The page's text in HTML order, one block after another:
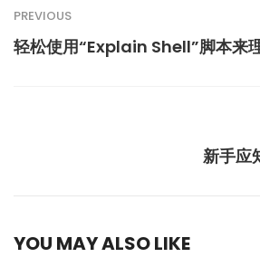
PREVIOUS
轻松使用“Explain Shell”脚本来
新手应
YOU MAY ALSO LIKE